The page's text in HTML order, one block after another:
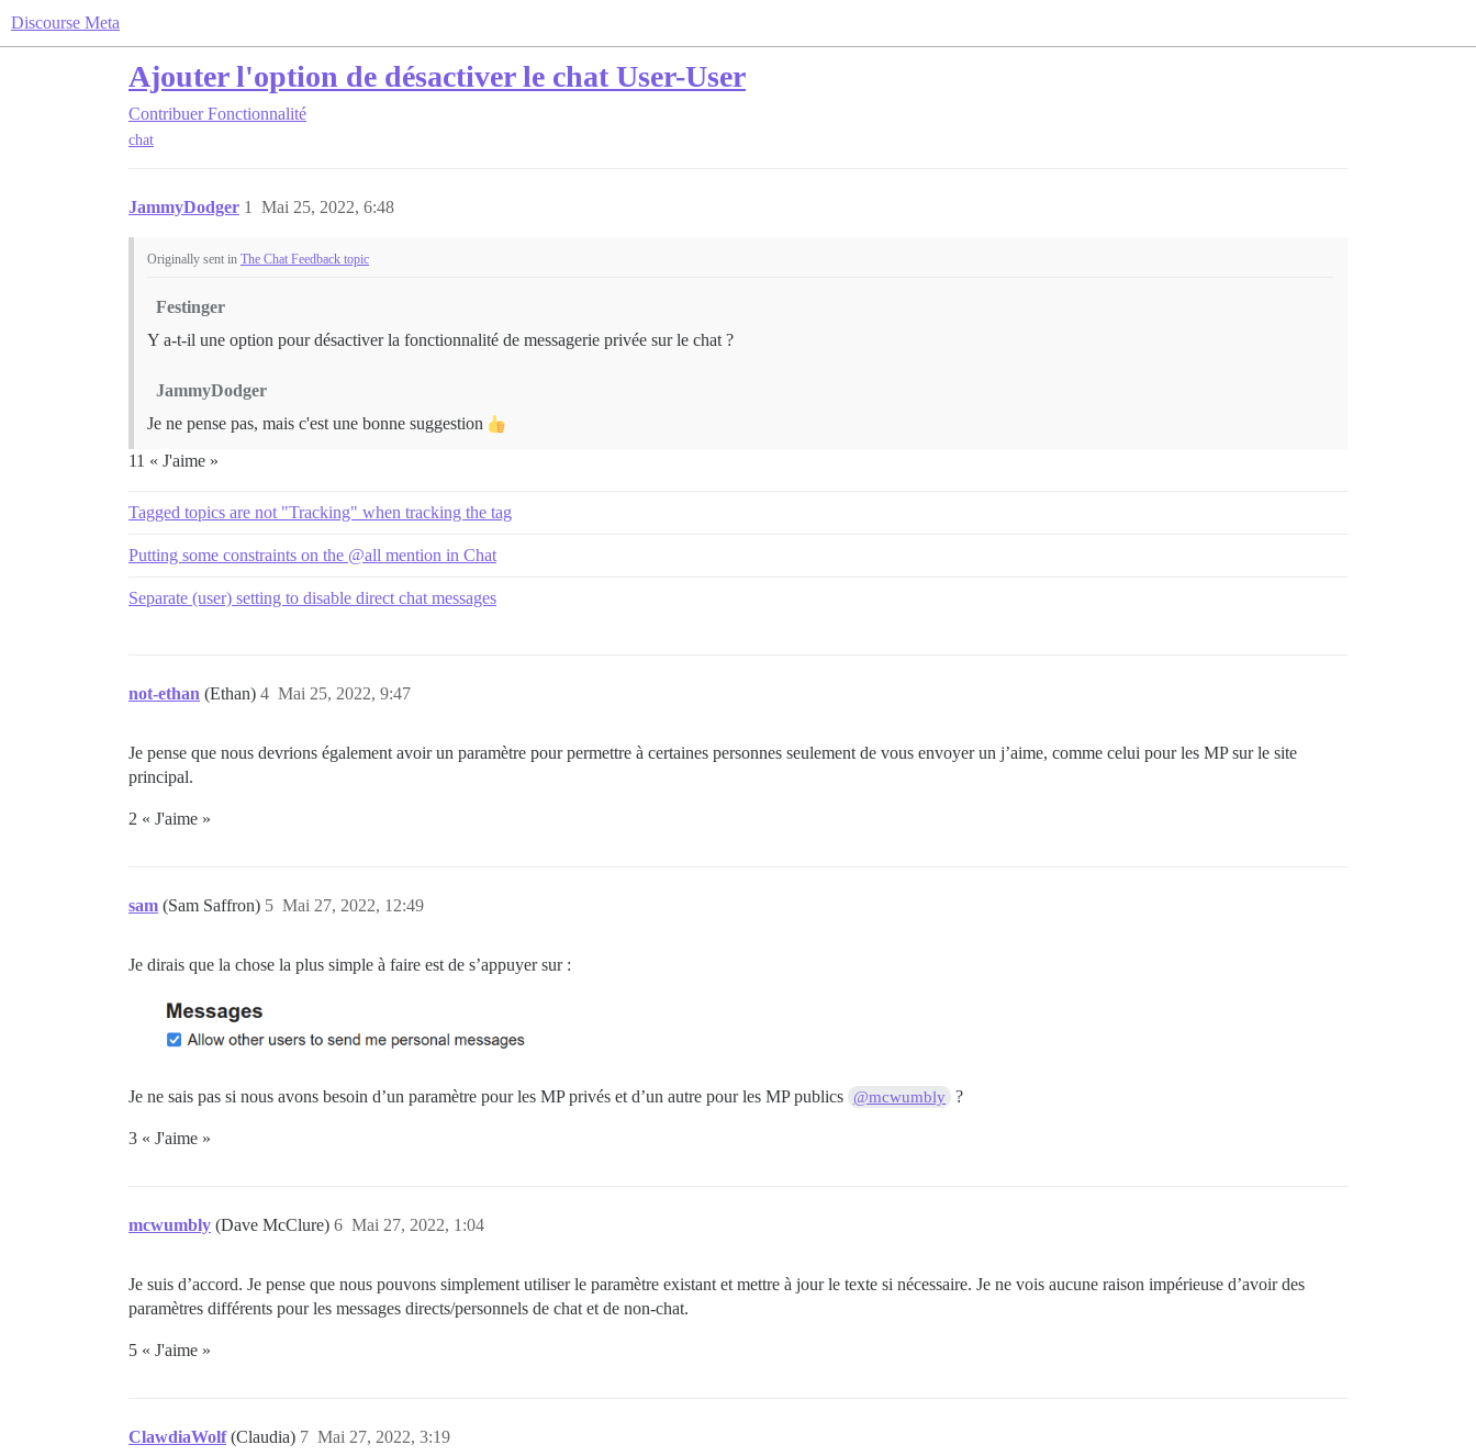
Discourse Meta
Ajouter l'option de désactiver le chat User-User
Contribuer Fonctionnalité
chat
JammyDodger Mai 25, 2022, 6:48
1
Originally sent in The Chat Feedback topic
Festinger
Y a-t-il une option pour désactiver la fonctionnalité de messagerie privée sur le chat ?
JammyDodger
Je ne pense pas, mais c'est une bonne suggestion
11 « J'aime »
Tagged topics are not "Tracking" when tracking the tag
Putting some constraints on the @all mention in Chat
Separate (user) setting to disable direct chat messages
not-ethan (Ethan) Mai 25, 2022, 9:47
4
Je pense que nous devrions également avoir un paramètre pour permettre à certaines personnes seulement de vous envoyer un j’aime, comme celui pour les MP sur le site
principal.
2 « J'aime »
sam (Sam Saffron) Mai 27, 2022, 12:49
5
Je dirais que la chose la plus simple à faire est de s’appuyer sur :
Je ne sais pas si nous avons besoin d’un paramètre pour les MP privés et d’un autre pour les MP publics @mcwumbly ?
3 « J'aime »
mcwumbly (Dave McClure) Mai 27, 2022, 1:04
6
Je suis d’accord. Je pense que nous pouvons simplement utiliser le paramètre existant et mettre à jour le texte si nécessaire. Je ne vois aucune raison impérieuse d’avoir des
paramètres différents pour les messages directs/personnels de chat et de non-chat.
5 « J'aime »
ClawdiaWolf (Claudia) Mai 27, 2022, 3:19
7